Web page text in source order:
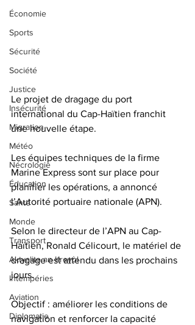
Économie
Sports
Sécurité
Société
Justice
Insécurité
Migration
Météo
Nécrologie
Éducation
Santé
Monde
Transport
Aktyalite an Kreyòl
Intempéries
Aviation
Diplomatie
Le projet de dragage du port
international du Cap-Haïtien franchit
une nouvelle étape.
Les équipes techniques de la firme
Marine Express sont sur place pour
planifier les opérations, a annoncé
l’Autorité portuaire nationale (APN).
Selon le directeur de l’APN au Cap-
Haïtien, Ronald Célicourt, le matériel de
dragage est attendu dans les prochains
jours.
Objectif : améliorer les conditions de
navigation et renforcer la capacité